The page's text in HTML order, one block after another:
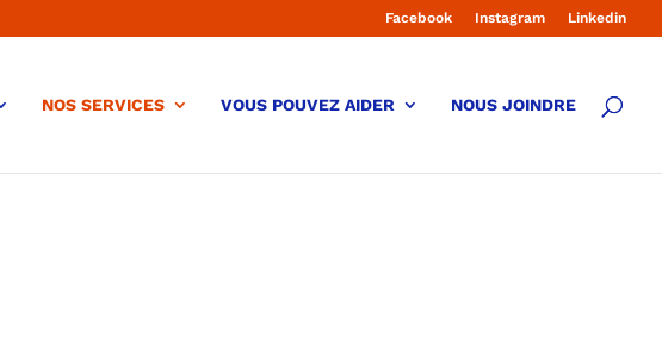
Facebook Instagram Linkedin
NOS SERVICES VOUS POUVEZ AIDER NOUS JOINDRE